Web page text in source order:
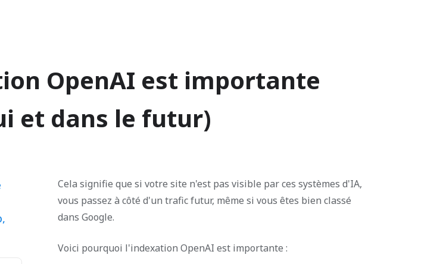
OpenAI est importante
et dans le futur)
Cela signifie que si votre site n'est pas visible par ces systèmes d'IA,
vous passez à côté d'un trafic futur, même si vous êtes bien classé
dans Google.
Voici pourquoi l'indexation OpenAI est importante :